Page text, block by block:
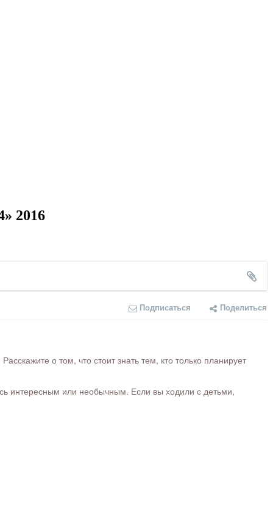
2016
Подписаться Поделиться
о том, что стоит знать тем, кто только планирует
интересным или необычным. Если вы ходили с детьми,